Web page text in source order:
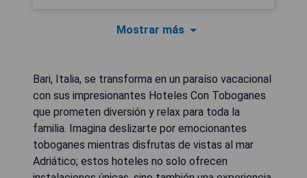
Mostrar más
Bari, Italia, se transforma en un paraíso vacacional
con sus impresionantes Hoteles Con Toboganes
que prometen diversión y relax para toda la
familia. Imagina deslizarte por emocionantes
toboganes mientras disfrutas de vistas al mar
Adriático; estos hoteles no solo ofrecen